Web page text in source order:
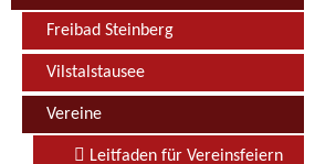
Freibad Steinberg
Vilstalstausee
Vereine
Leitfaden für Vereinsfeiern